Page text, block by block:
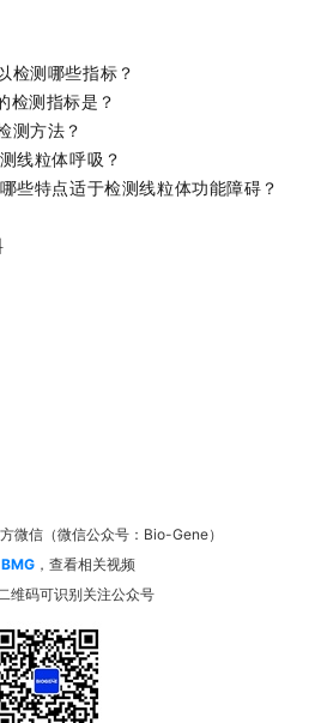
检测哪些指标？
检测指标是？
测方法？
线粒体呼吸？
些特点适于检测线粒体功能障碍？
微信（微信公众号：Bio-Gene）
BMG ，查看相关视频
维码可识别关注公众号